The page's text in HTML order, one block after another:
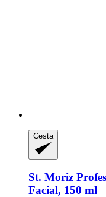
Cesta
St. Moriz
Facial, 150 ml